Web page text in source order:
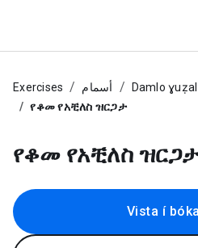
Exercises أسمام
Damlo
የቆመ የአቺለስ ዝርጋታ
የቆመ የአቺለስ
Vista í